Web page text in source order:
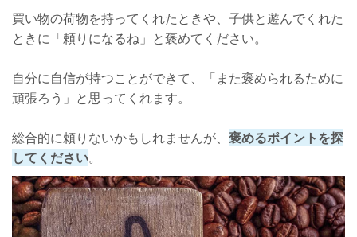
買い物の荷物を持ってくれたときや、子供と遊んでくれた
ときに「頼りになるね」と褒めてください。
自分に自信が持つことができて、「また褒められるために
頑張ろう」と思ってくれます。
総合的に頼りないかもしれませんが、 褒めるポイントを探
してください。